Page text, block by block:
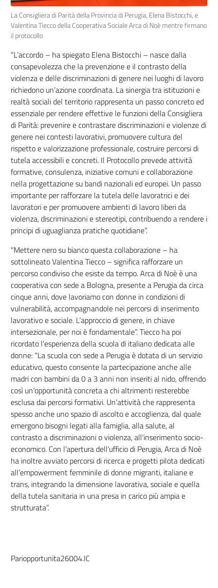
La Consigliera di Parità della Provincia di Perugia, Elena Bistocchi, e
Valentina Tiecco della Cooperativa Sociale Arca di Noè mentre firmano
il protocollo
“L’accordo – ha spiegato Elena Bistocchi – nasce dalla
consapevolezza che la prevenzione e il contrasto della
violenza e delle discriminazioni di genere nei luoghi di lavoro
richiedono un’azione coordinata. La sinergia tra istituzioni e
realtà sociali del territorio rappresenta un passo concreto ed
essenziale per rendere effettive le funzioni della Consigliera
di Parità: prevenire e contrastare discriminazioni e violenze di
genere nei contesti lavorativi, promuovere cultura del
rispetto e valorizzazione professionale, costruire percorsi di
tutela accessibili e concreti. Il Protocollo prevede attività
formative, consulenza, iniziative comuni e collaborazione
nella progettazione su bandi nazionali ed europei. Un passo
importante per rafforzare la tutela delle lavoratrici e dei
lavoratori e per promuovere ambienti di lavoro liberi da
violenza, discriminazioni e stereotipi, contribuendo a rendere i
principi di uguaglianza pratiche quotidiane”.
"Mettere nero su bianco questa collaborazione – ha
sottolineato Valentina Tiecco – significa rafforzare un
percorso condiviso che esiste da tempo. Arca di Noè è una
cooperativa con sede a Bologna, presente a Perugia da circa
cinque anni, dove lavoriamo con donne in condizioni di
vulnerabilità, accompagnandole nei percorsi di inserimento
lavorativo e sociale. L’approccio di genere, in chiave
intersezionale, per noi è fondamentale”. Tiecco ha poi
ricordato l’esperienza della scuola di italiano dedicata alle
donne: “La scuola con sede a Perugia è dotata di un servizio
educativo, questo consente la partecipazione anche alle
madri con bambini da 0 a 3 anni non inseriti al nido, offrendo
così un’opportunità concreta a chi altrimenti resterebbe
esclusa dai percorsi formativi. Un’attività che rappresenta
spesso anche uno spazio di ascolto e accoglienza, dal quale
emergono bisogni legati alla famiglia, alla salute, al
contrasto a discriminazioni o violenza, all'inserimento socio-
economico. Con l’apertura dell’ufficio di Perugia, Arca di Noè
ha inoltre avviato percorsi di ricerca e progetti pilota dedicati
all’empowerment femminile di donne migranti, italiane e
trans, integrando la dimensione lavorativa, sociale e quella
della tutela sanitaria in una presa in carico più ampia e
strutturata”.
Pariopportunita26004.IC